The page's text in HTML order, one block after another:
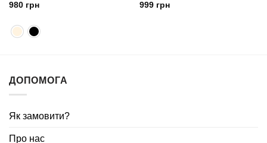
980грн
999грн
ДОПОМОГА
Як замовити?
Про нас